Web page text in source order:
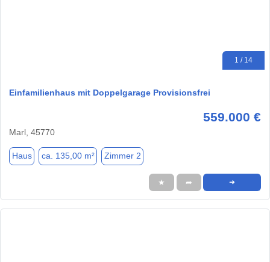
1 / 14
Einfamilienhaus mit Doppelgarage Provisionsfrei
559.000 €
Marl, 45770
Haus ca. 135,00 m² Zimmer 2
★ ➦ ➜